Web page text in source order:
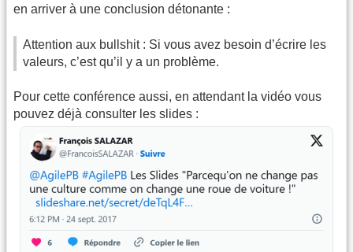
en arriver à une conclusion détonante :
Attention aux bullshit : Si vous avez besoin d’écrire les
valeurs, c’est qu’il y a un problème.
Pour cette conférence aussi, en attendant la vidéo vous
pouvez déjà consulter les slides :